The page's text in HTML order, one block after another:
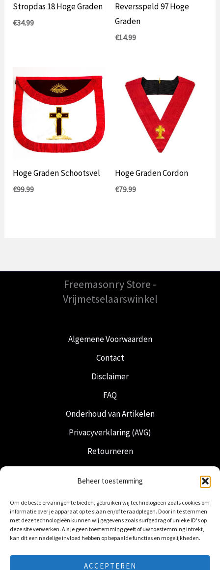
Beheer toestemming
Om de beste ervaringen te bieden, gebruiken wij technologieën zoals cookies om
informatie over je apparaat op te slaan en/of te raadplegen. Door in te stemmen
met deze technologieën kunnen wij gegevens zoals surfgedrag of unieke ID's op
deze site verwerken. Als je geen toestemming geeft of uw toestemming intrekt,
kan dit een nadelige invloed hebben op bepaalde functies en mogelijkheden.
ACCEPTEREN
Stropdas 18 Hoge Graden
€34.99
Reversspeld 97 Hoge
Graden
€14.99
Hoge Graden Schootsvel
€99.99
Hoge Graden Cordon
€79.99
Freemasonry Store -
Vrijmetselaarswinkel
Algemene Voorwaarden
Contact
Disclaimer
FAQ
Onderhoud van Artikelen
Privacyverklaring (AVG)
Retourneren
Verzending & Levering
Nederlandse Regalia